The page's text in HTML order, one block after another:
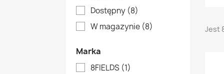
Dostępny (8)
W magazynie (8)
Marka
8FIELDS (1)
Jest